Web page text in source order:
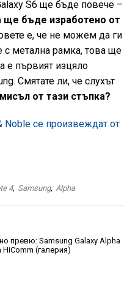
S6 ще бъде повече –
ще бъде изработено от
е, че не можем да ги
с метална рамка, това ще
е първият изцяло
Смятате ли, че слухът
от тази стъпка?
Noble се произвеждат от
4, Samsung, Alpha
превю: Samsung Galaxy Alpha
(галерия)